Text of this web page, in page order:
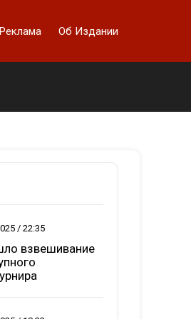
Реклама Об Издании
/ 22:35
взвешивание